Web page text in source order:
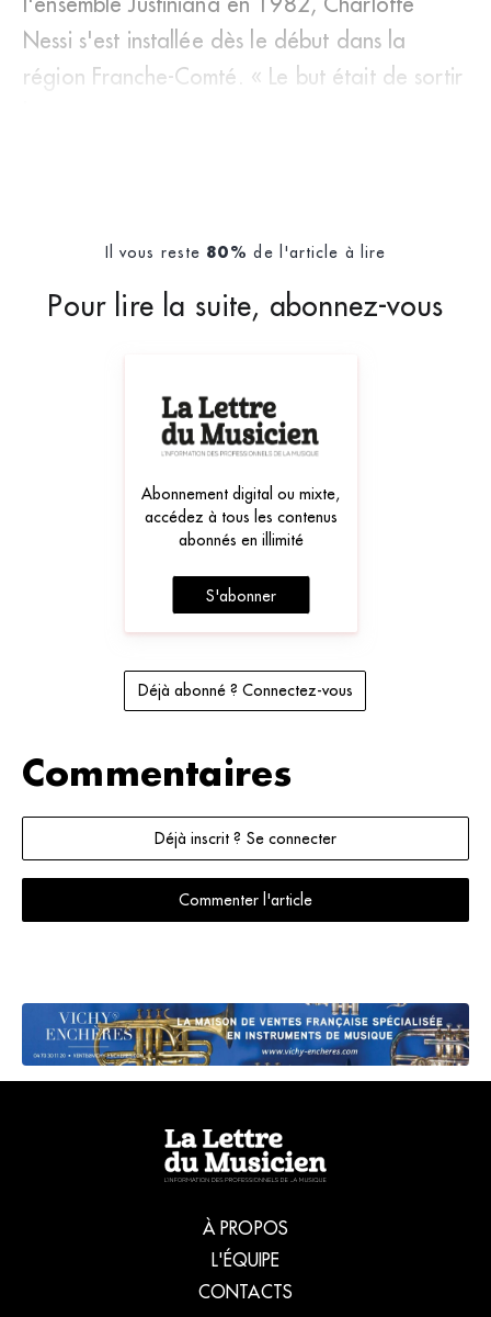
Nessi s'est installée dès le début dans la
région Franche-Comté. « Le but était de sortir
Il vous reste 80% de l'article à lire
Pour lire la suite, abonnez-vous
Abonnement digital ou mixte,
accédez à tous les contenus
abonnés en illimité
S'abonner
Déjà abonné ? Connectez-vous
Commentaires
Déjà inscrit ? Se connecter
Commenter l'article
À PROPOS
L'ÉQUIPE
CONTACTS